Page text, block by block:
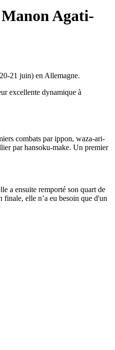
Agati-
21 juin) en Allemagne.
excellente dynamique à
combats par ippon, waza-ari-
par hansoku-make. Un premier
a ensuite remporté son quart de
elle n’a eu besoin que d'un